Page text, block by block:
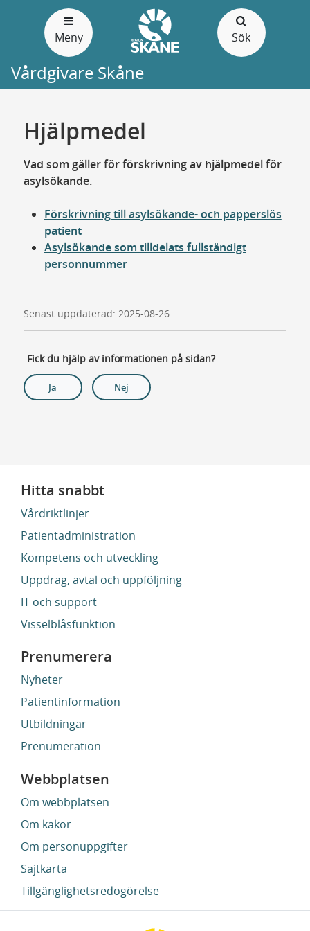
Meny Sök
Vårdgivare Skåne
Hjälpmedel
Vad som gäller för förskrivning av hjälpmedel för
asylsökande.
Förskrivning till asylsökande- och papperslös
patient
Asylsökande som tilldelats fullständigt
personnummer
Senast uppdaterad: 2025-08-26
Fick du hjälp av informationen på sidan?
Ja Nej
Hitta snabbt
Vårdriktlinjer
Patientadministration
Kompetens och utveckling
Uppdrag, avtal och uppföljning
IT och support
Visselblåsfunktion
Prenumerera
Nyheter
Patientinformation
Utbildningar
Prenumeration
Webbplatsen
Om webbplatsen
Om kakor
Om personuppgifter
Sajtkarta
Tillgänglighetsredogörelse